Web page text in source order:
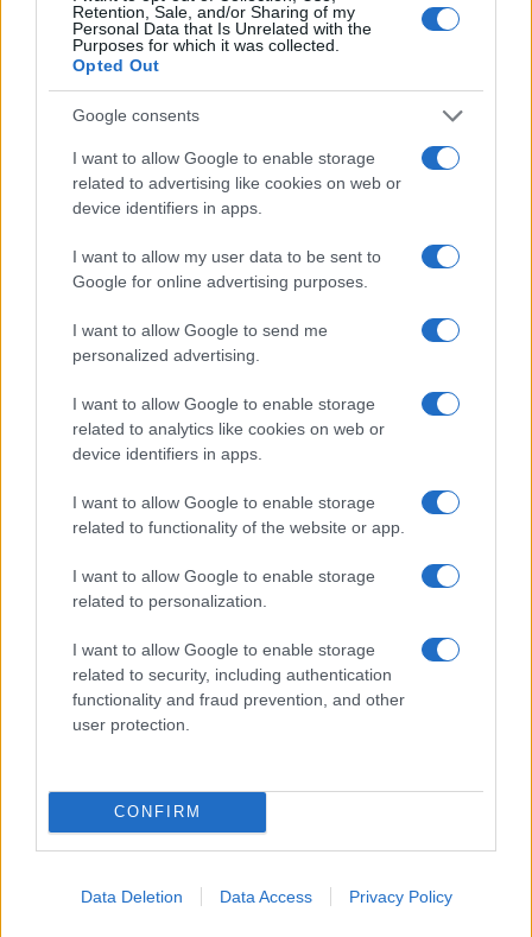
Retention, Sale, and/or Sharing of my
Personal Data that Is Unrelated with the
Purposes for which it was collected.
Opted Out
Google consents
I want to allow Google to enable storage
related to advertising like cookies on web or
device identifiers in apps.
I want to allow my user data to be sent to
Google for online advertising purposes.
I want to allow Google to send me
personalized advertising.
I want to allow Google to enable storage
related to analytics like cookies on web or
device identifiers in apps.
I want to allow Google to enable storage
related to functionality of the website or app.
I want to allow Google to enable storage
related to personalization.
I want to allow Google to enable storage
related to security, including authentication
functionality and fraud prevention, and other
user protection.
CONFIRM
Data Deletion Data Access Privacy Policy
Paolo Pinna
Martina Agostina Diturco
I nostri cari
I nostri cari
Giovannimaria Cabras
Invia un Comunicato Stampa
Vuoi rimanere sempre aggiornato?